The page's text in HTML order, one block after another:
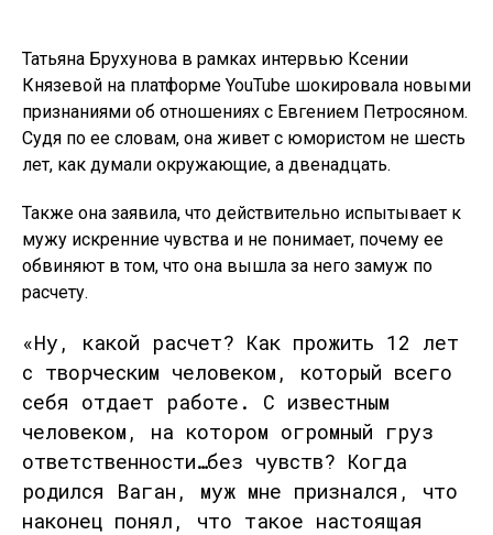
Татьяна Брухунова в рамках интервью Ксении
Князевой на платформе YouTube шокировала новыми
признаниями об отношениях с Евгением Петросяном.
Судя по ее словам, она живет с юмористом не шесть
лет, как думали окружающие, а двенадцать.
Также она заявила, что действительно испытывает к
мужу искренние чувства и не понимает, почему ее
обвиняют в том, что она вышла за него замуж по
расчету.
«Ну, какой расчет? Как прожить 12 лет
с творческим человеком, который всего
себя отдает работе. С известным
человеком, на котором огромный груз
ответственности…без чувств? Когда
родился Ваган, муж мне признался, что
наконец понял, что такое настоящая